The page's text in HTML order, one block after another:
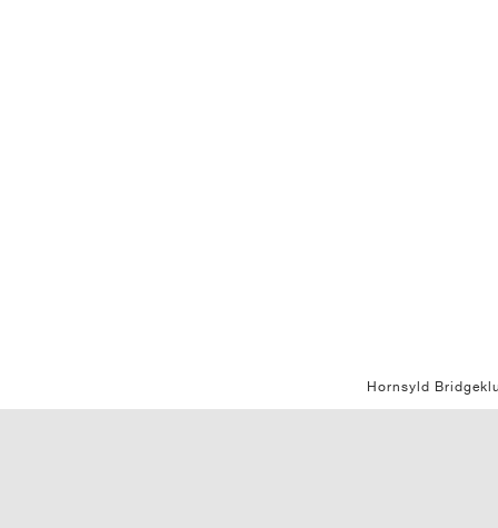
Hornsyld